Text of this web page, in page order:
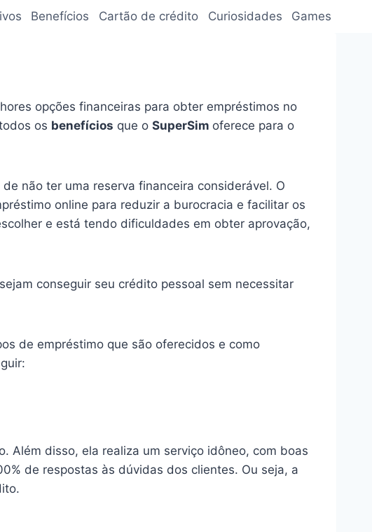
Benefícios Cartão de crédito Curiosidades Games
opções financeiras para obter empréstimos no
os benefícios que o SuperSim oferece para o
não ter uma reserva financeira considerável. O
online para reduzir a burocracia e facilitar os
e está tendo dificuldades em obter aprovação,
conseguir seu crédito pessoal sem necessitar
de empréstimo que são oferecidos e como
Além disso, ela realiza um serviço idôneo, com boas
de respostas às dúvidas dos clientes. Ou seja, a